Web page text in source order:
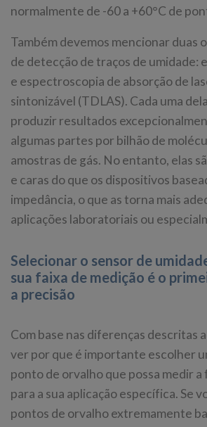
normalmente de -60 a +60°C de
Também devemos mencionar duas
de detecção de traços de umidade:
e espectroscopia de absorção de
sintonizável (TDLAS). Cada uma
produzir resultados
algumas partes por bilhão de
amostras de gás. No entanto, elas
e caras do que os dispositivos
impedância, o que as torna mais
aplicações laboratoriais ou
Selecionar o sensor de
sua faixa de medição é o
a precisão
Com base nas diferenças descritas
ver por que é importante escolher
ponto de orvalho que possa medir a
para a sua aplicação específica. Se
pontos de orvalho extremamente